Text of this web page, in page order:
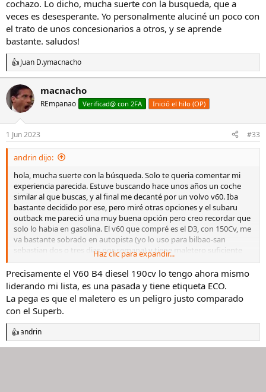
cochazo. Lo dicho, mucha suerte con la busqueda, que a
veces es desesperante. Yo personalmente aluciné un poco con
el trato de unos concesionarios a otros, y se aprende
bastante. saludos!
R
e
a
c
c
o
n
e
Juan D.ymacnacho
macnacho
REmpanao Verificad@ con 2FA Inició el hilo (OP)
1 Jun 2023 #33
andrin dijo:
hola, mucha suerte con la búsqueda. Solo te queria comentar mi
experiencia parecida. Estuve buscando hace unos años un coche
similar al que buscas, y al final me decanté por un volvo v60. Iba
bastante decidido por ese, pero miré otras opciones y el subaru
outback me pareció una muy buena opción pero creo recordar que
solo lo habia en gasolina. El v60 que compré es el D3, con 150Cv, me
va bastante sobrado en autopista (yo lo uso para bilbao-san
sebastian dos o tres dias por semana) y tiene maletero suficiente
para carro de niño y demas trastos cuando hemos ido de
vacaciones. Este modelo lo veo bastante de segunda mano,
seguramente por los renting que estén devolviendo ahora y quizás
haya alguno interesante, tanto v60 como v90 con motores D4 o B4.
Otras opciones familiares que estoy viendo muy chulas son los
focus familiares y el passat familiar, que me parece un cochazo. Lo
dicho, mucha suerte con la busqueda, que a veces es desesperante.
Yo personalmente aluciné un poco con el trato de unos
concesionarios a otros, y se aprende bastante. saludos!
Haz clic para expandir...
Precisamente el V60 B4 diesel 190cv lo tengo ahora mismo
liderando mi lista, es una pasada y tiene etiqueta ECO.
La pega es que el maletero es un peligro justo comparado
con el Superb.
R
e
andrin